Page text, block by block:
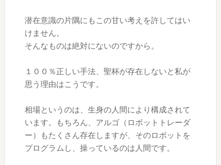
潜在意識の片隅にもこの甘い考えを許してはい
けません。
そんなものは絶対にないのですから。
１００％正しい手法、聖杯が存在しないと私が
思う理由はこうです。
相場というのは、生身の人間により構成されて
います。もちろん、アルゴ（ロボットトレーダ
ー）もたくさん存在しますが、そのロボットを
プログラムし、操っているのは人間です。